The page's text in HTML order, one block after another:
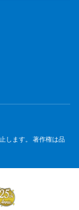
します。 著作権は品